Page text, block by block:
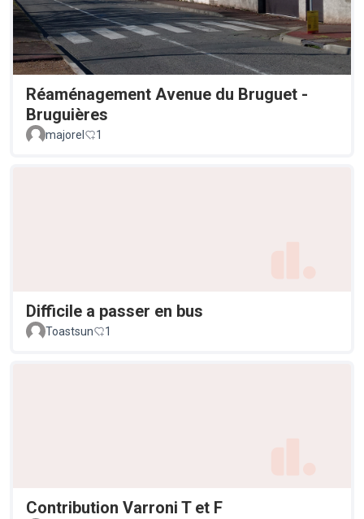
Réaménagement Avenue du Bruguet -
Bruguières
majorel 1
Difficile a passer en bus
Toastsun 1
Contribution Varroni T et F